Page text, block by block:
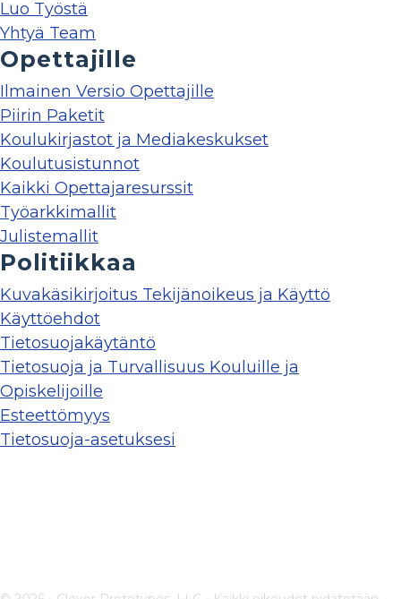
Luo Työstä
Yhtyä Team
Opettajille
Ilmainen Versio Opettajille
Piirin Paketit
Koulukirjastot ja Mediakeskukset
Koulutusistunnot
Kaikki Opettajaresurssit
Työarkkimallit
Julistemallit
Politiikkaa
Kuvakäsikirjoitus Tekijänoikeus ja Käyttö
Käyttöehdot
Tietosuojakäytäntö
Tietosuoja ja Turvallisuus Kouluille ja
Opiskelijoille
Esteettömyys
Tietosuoja-asetuksesi